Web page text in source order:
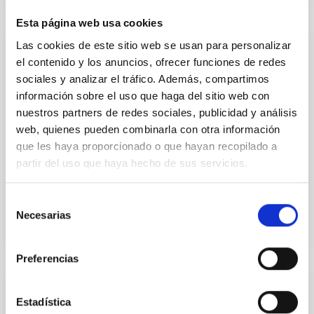
Esta página web usa cookies
Las cookies de este sitio web se usan para personalizar
el contenido y los anuncios, ofrecer funciones de redes
sociales y analizar el tráfico. Además, compartimos
información sobre el uso que haga del sitio web con
nuestros partners de redes sociales, publicidad y análisis
web, quienes pueden combinarla con otra información
que les haya proporcionado o que hayan recopilado a
partir del uso que haya hecho de sus servicios.
Necesarias
Preferencias
Estadística
AR Reimbursement request form for "ULL
Tutela Academic"
Fill in this reimbursement request of your ULL Tutela
Academic, attaching the of paid letter ULL and the
bank proof of the corresponding payment. Send
these...
AR REIMBURSEMENT REQUEST FORM FOR